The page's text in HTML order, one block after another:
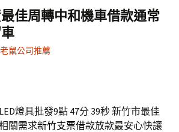
鍵
字:
佳周轉中和機車借款通常
鼠公司推薦
燈具批發9點 47分 39秒新竹市最佳
關需求新竹支票借款放款最安心快讓